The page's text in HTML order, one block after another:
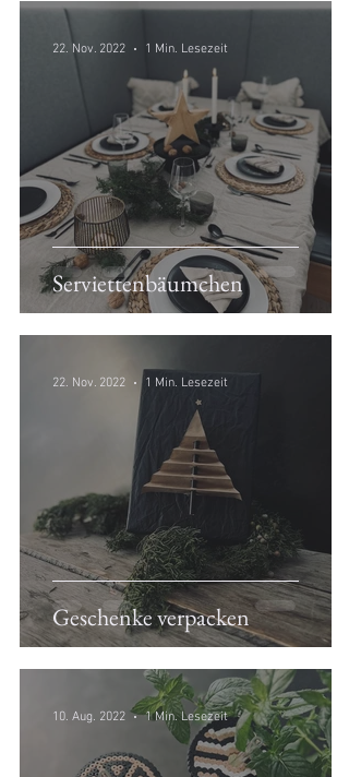
Serviettenbäumchen
22. Nov. 2022 1 Min. Lesezeit
Geschenke verpacken
22. Nov. 2022 1 Min. Lesezeit
10. Aug. 2022 1 Min. Lesezeit